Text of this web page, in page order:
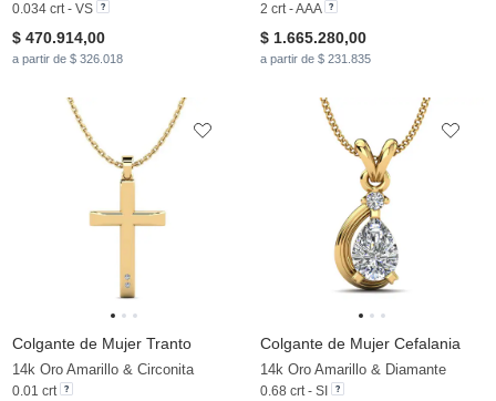
0.034 crt - VS
$ 470.914,00
a partir de $ 326.018
2 crt - AAA
$ 1.665.280,00
a partir de $ 231.835
Colgante de Mujer Tranto
14k Oro Amarillo & Circonita
0.01 crt
Colgante de Mujer Cefalania
14k Oro Amarillo & Diamante
0.68 crt - SI